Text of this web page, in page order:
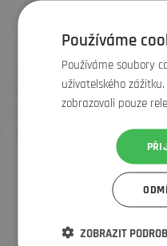
Frýdek-Místek
UŽITEČNÉ INFO
Používáme
Používáme soubory
uživatelského
zobrazovali pouze
ZOBRAZIT